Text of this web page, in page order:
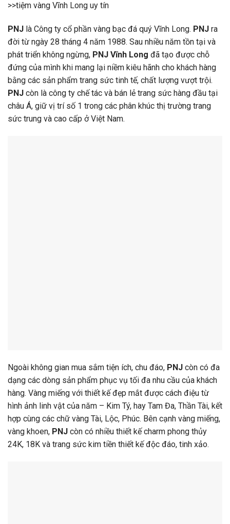
>>tiệm vàng Vĩnh Long uy tín
PNJ là Công ty cổ phần vàng bạc đá quý Vĩnh Long. PNJ ra
đời từ ngày 28 tháng 4 năm 1988. Sau nhiều năm tồn tại và
phát triển không ngừng, PNJ Vĩnh Long đã tạo được chỗ
đứng của mình khi mang lại niềm kiêu hãnh cho khách hàng
bằng các sản phẩm trang sức tinh tế, chất lượng vượt trội.
PNJ còn là công ty chế tác và bán lẻ trang sức hàng đầu tại
châu Á, giữ vị trí số 1 trong các phân khúc thị trường trang
sức trung và cao cấp ở Việt Nam.
Ngoài không gian mua sắm tiện ích, chu đáo, PNJ còn có đa
dạng các dòng sản phẩm phục vụ tối đa nhu cầu của khách
hàng. Vàng miếng với thiết kế đẹp mắt được cách điệu từ
hình ảnh linh vật của năm – Kim Tý, hay Tam Đa, Thần Tài, kết
hợp cùng các chữ vàng Tài, Lộc, Phúc. Bên cạnh vàng miếng,
vàng khoen, PNJ còn có nhiều thiết kế charm phong thủy
24K, 18K và trang sức kim tiền thiết kế độc đáo, tinh xảo.